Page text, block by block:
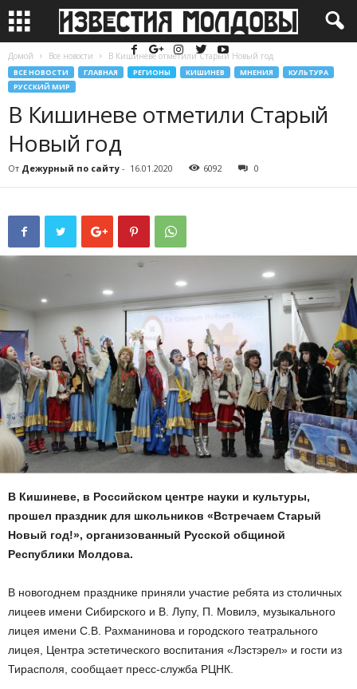
Домой Все новости В Кишиневе отметили Старый Новый год
ВСЕ НОВОСТИ ГЛАВНАЯ РЕГИОНЫ КИШИНЕВ МНЕНИЯ
КУЛЬТУРА
РУССКИЙ МИР
В Кишиневе отметили Старый
Новый год
От Дежурный по сайту - 16.01.2020 6092 0
В Кишиневе, в Российском центре науки и культуры,
прошел праздник для школьников «Встречаем Старый
Новый год!», организованный Русской общиной
Республики Молдова.
В новогоднем празднике приняли участие ребята из столичных
лицеев имени Сибирского и В. Лупу, П. Мовилэ, музыкального
лицея имени С.В. Рахманинова и городского театрального
лицея, Центра эстетического воспитания «Лэстэрел» и гости из
Тирасполя, сообщает пресс-служба РЦНК.